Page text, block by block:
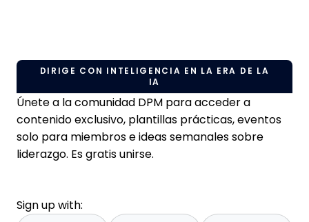
DIRIGE CON INTELIGENCIA EN LA ERA DE LA
IA
Únete a la comunidad DPM para acceder a
contenido exclusivo, plantillas prácticas, eventos
solo para miembros e ideas semanales sobre
liderazgo. Es gratis unirse.
Sign up with: